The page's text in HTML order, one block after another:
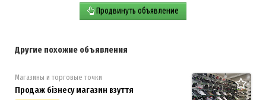
Продвинуть объявление
Другие похожие объявления
Магазины и торговые точки
Продаж бізнесу магазин взуття